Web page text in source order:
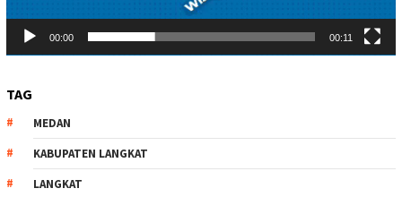
00:00 00:11
TAG
MEDAN
KABUPATEN LANGKAT
LANGKAT